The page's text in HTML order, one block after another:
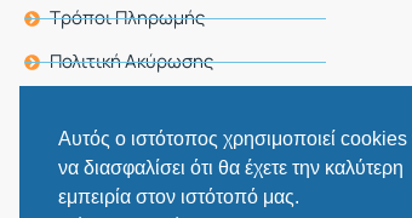
Τρόποι Πληρωμής
Πολιτική Ακύρωσης
Αυτός ο ιστότοπος χρησιμοποιεί cookies
να διασφαλίσει ότι θα έχετε την καλύτερη
εμπειρία στον ιστότοπό μας.